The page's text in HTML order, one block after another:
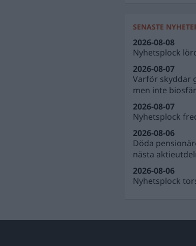
SENASTE
Nyhetsplock
2026-08-08
Varför skyddar
men inte
2026-08-07
Nyhetsplock
2026-08-07
Döda
nästa
2026-08-06
Nyhetsplock
2026-08-06